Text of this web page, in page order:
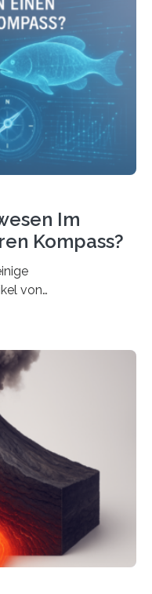
Earth
fasst bestehende
und interpretiert sie
aus hydrothermalen
ganze Ozeanbecken
Im
Kompass?
von
es einem
mit
zeigt, dass
ermöglicht haben
sowohl in der
des Erdmagnetfelds
sie sich verorten und
Jahren…